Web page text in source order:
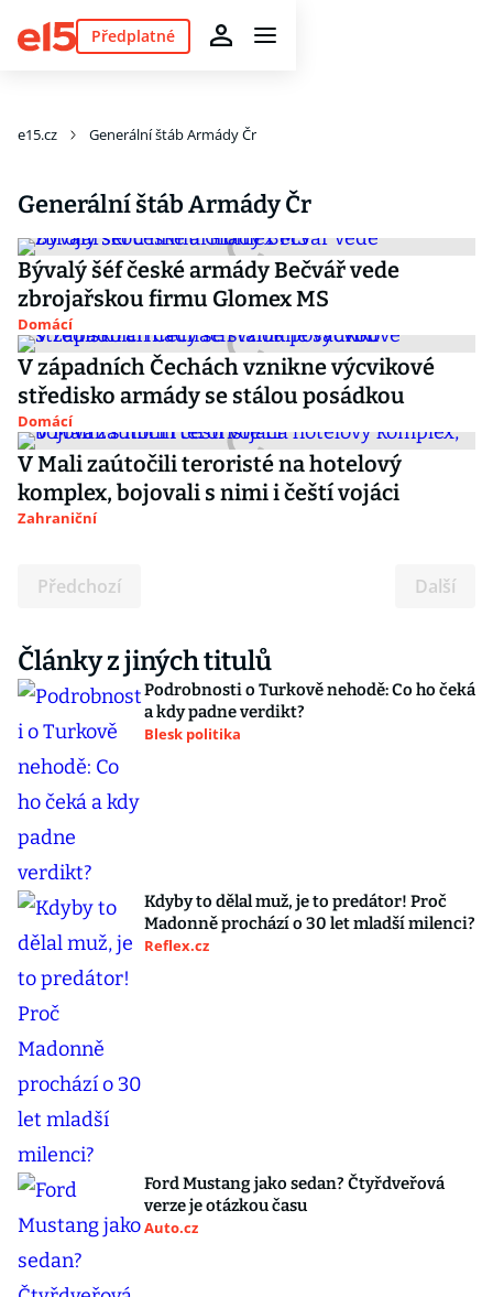
Předplatné
e15.cz Generální štáb Armády Čr
Generální štáb Armády Čr
Bývalý šéf české armády Bečvář vede
zbrojařskou firmu Glomex MS
Domácí
V západních Čechách vznikne výcvikové
středisko armády se stálou posádkou
Domácí
V Mali zaútočili teroristé na hotelový
komplex, bojovali s nimi i čeští vojáci
Zahraniční
Předchozí Další
Články z jiných titulů
Podrobnosti o Turkově nehodě: Co ho čeká
a kdy padne verdikt?
Blesk politika
Kdyby to dělal muž, je to predátor! Proč
Madonně prochází o 30 let mladší milenci?
Reflex.cz
Ford Mustang jako sedan? Čtyřdveřová
verze je otázkou času
Auto.cz